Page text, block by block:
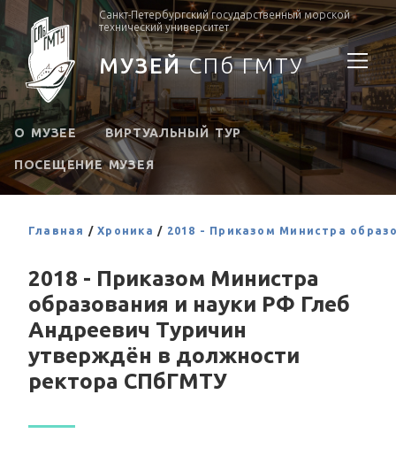
Санкт-Петербургский государственный морской
технический университет
О МУЗЕЕ ВИРТУАЛЬНЫЙ ТУР
ПОСЕЩЕНИЕ МУЗЕЯ
МУЗЕЙ СПб ГМТУ
Главная /Хроника / 2018 - Приказом Министра
2018 - Приказом Министра
образования и науки РФ Глеб
Андреевич Туричин
утверждён в должности
ректора СПбГМТУ